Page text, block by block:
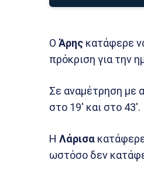
Ο Άρης κατάφερε
πρόκριση για την
Σε αναμέτρηση με
στο 19′ και στο 43′.
Η Λάρισα
ωστόσο δεν